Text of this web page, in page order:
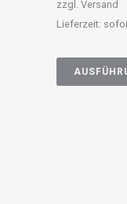
zzgl.Versand
Lieferzeit: